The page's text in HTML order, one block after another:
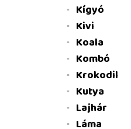
Kígyó
Kivi
Koala
Kombó
Krokodil
Kutya
Lajhár
Láma